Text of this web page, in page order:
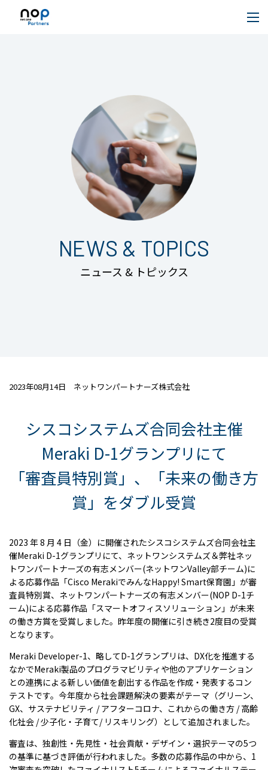
NEWS & TOPICS
ニュース & トピックス
2023年08月14日 ネットワンパートナーズ株式会社
シスコシステムズ合同会社主催
Meraki D-1グランプリにて
「審査員特別賞」、「未来の働き方
賞」をダブル受賞
2023 年 8 月 4 日（金）に開催されたシスコシステムズ合同会社主
催Meraki D-1グランプリにて、ネットワンシステムズ＆弊社ネッ
トワンパートナーズの有志メンバー(ネットワンValley部チーム)に
よる応募作品「Cisco MerakiでみんなHappy! Smart保育園」が審
査員特別賞、ネットワンパートナーズの有志メンバー(NOP D-1チ
ーム)による応募作品「スマートオフィスソリューション」が未来
の働き方賞を受賞しました。昨年度の開催に引き続き2度目の受賞
となります。
Meraki Developer-1、略してD-1グランプリは、DX化を推進する
なかでMeraki製品のプログラマビリティや他のアプリケーション
との連携による新しい価値を創出する作品を作成・発表するコン
テストです。今年度から社会課題解決の要素がテーマ（グリーン、
GX、サステナビリティ / アフターコロナ、これからの働き方 / 高齢
化社会 / 少子化・子育て/ リスキリング）として追加されました。
審査は、独創性・先見性・社会貢献・デザイン・選択テーマの5つ
の基準に基づき評価が行われました。多数の応募作品の中から、1